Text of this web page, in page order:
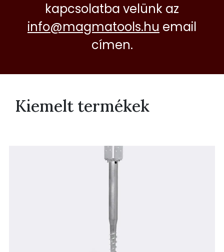
kapcsolatba velünk az
info@magmatools.hu email
címen.
Kiemelt termékek